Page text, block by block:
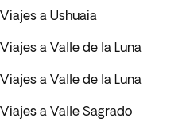
Viajes a Ushuaia
Viajes a Valle de la Luna
Viajes a Valle de la Luna
Viajes a Valle Sagrado